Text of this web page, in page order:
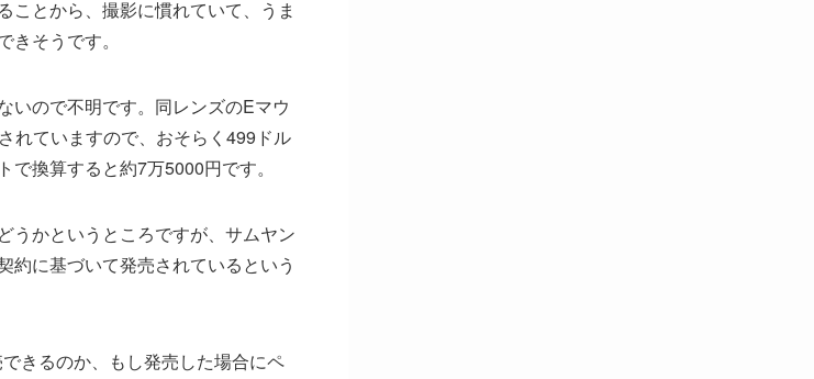
ことから、撮影に慣れていて、うま
そうです。
いので不明です。同レンズのEマウ
れていますので、おそらく499ドル
換算すると約7万5000円です。
うかというところですが、サムヤン
約に基づいて発売されているという
きるのか、もし発売した場合にペ